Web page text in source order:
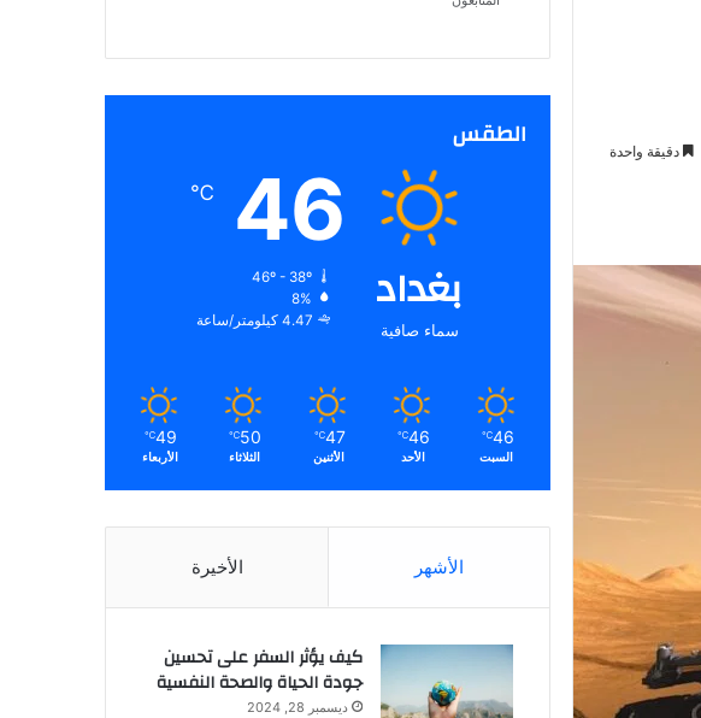
دقيقة واحدة الطقس
بغداد
سماء صافية
46
℃
46º - 38º
8%
4.47 كيلومتر/ساعة
46
℃
السبت
46
℃
الأحد
47
℃
الأثنين
50
℃
الثلاثاء
49
℃
الأربعاء
الأشهر الأخيرة
كيف يؤثر السفر على تحسين
جودة الحياة والصحة النفسية
ديسمبر 28, 2024